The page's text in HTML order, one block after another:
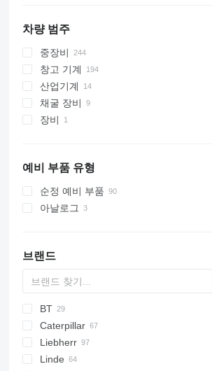
파노라마 루프
에어컨 건조기 필터
에어컨 필터
기타 에어컨 부품
차량 범주
중장비
굴착기
미니 굴착기
백호 로더
크레인
도로 건설기계
건설용 롤러
불도저
스키드 스티어
텔레스코픽 휠 로더
휠 로더
기타 건설기계
창고 기계
지게차
경유 지게차
오더 피커
견인 트랙터
텔레핸들러
산업기계
금속 공작기계
식품 가공 장비
실험 장비
채굴 장비
채석 기계
장비
예비 부품 유형
순정 예비 부품
아날로그
브랜드
AFW
1604
PLL
TS
BT
LPE
LWE
OSE
570
580
1845
Caterpillar
140
226
Targo
C-series
EX
W-series
Stahlfolder
LX
ZW
806
3CX
4CX
310 G
310 K
ECE
EFG
PC
PW
U-series
Liebherr
A-series
Linde